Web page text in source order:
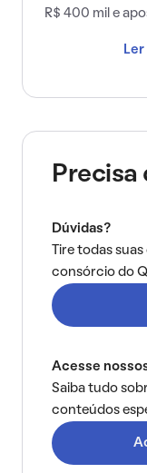
R$ 400 mil e
Precisa
Dúvidas?
Tire todas
consórcio do
Acesse
Saiba tudo
conteúdos